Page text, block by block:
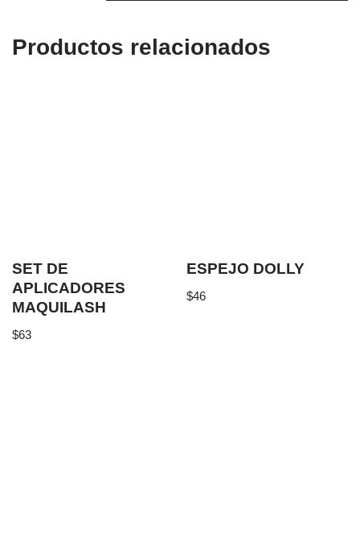
Productos relacionados
SET DE
APLICADORES
MAQUILASH
$63
ESPEJO DOLLY
$46